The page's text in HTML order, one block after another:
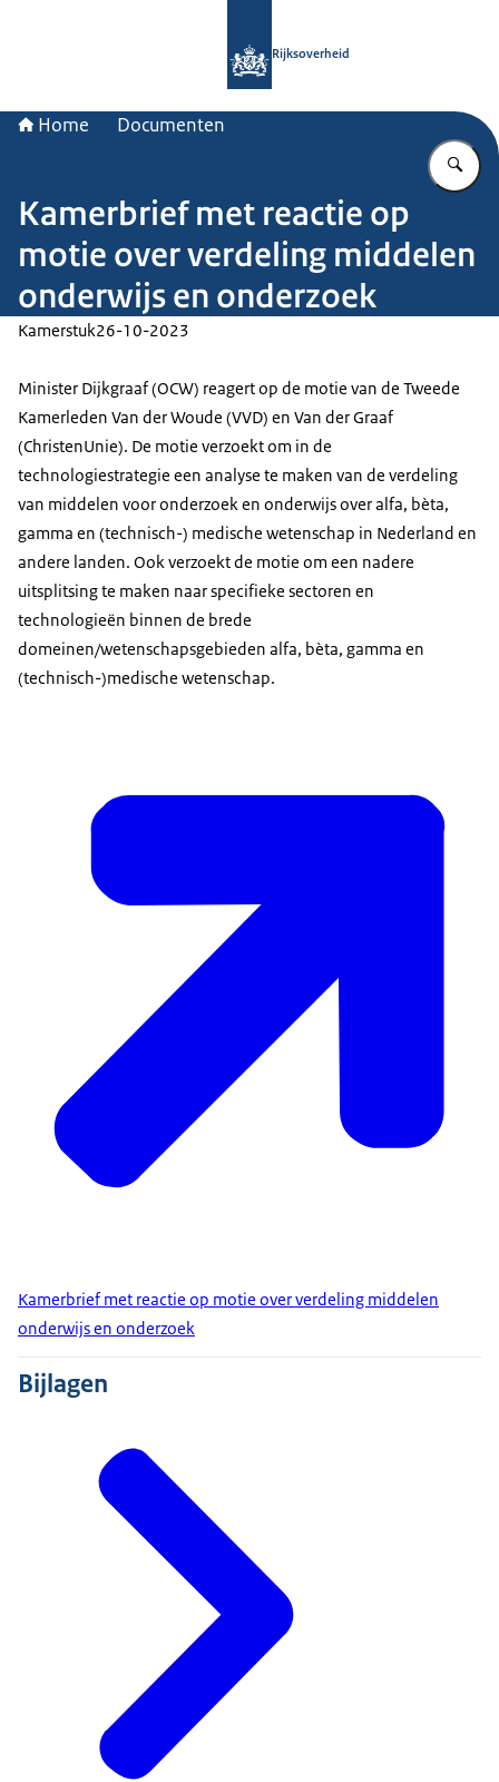
Rijksoverheid
Home Documenten
Kamerbrief met reactie op
motie over verdeling middelen
onderwijs en onderzoek
Kamerstuk26-10-2023
Minister Dijkgraaf (OCW) reagert op de motie van de Tweede
Kamerleden Van der Woude (VVD) en Van der Graaf
(ChristenUnie). De motie verzoekt om in de
technologiestrategie een analyse te maken van de verdeling
van middelen voor onderzoek en onderwijs over alfa, bèta,
gamma en (technisch-) medische wetenschap in Nederland en
andere landen. Ook verzoekt de motie om een nadere
uitsplitsing te maken naar specifieke sectoren en
technologieën binnen de brede
domeinen/wetenschapsgebieden alfa, bèta, gamma en
(technisch-)medische wetenschap.
Kamerbrief met reactie op motie over verdeling middelen
onderwijs en onderzoek
Bijlagen